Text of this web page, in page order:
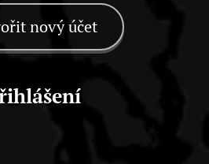
nový účet